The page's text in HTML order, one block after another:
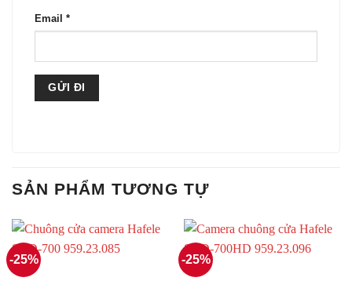
Email *
SẢN PHẨM TƯƠNG TỰ
-25% -25%